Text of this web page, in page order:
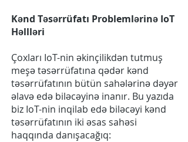
Kənd Təsərrüfatı Problemlərinə IoT
Həllləri
Çoxları IoT-nin əkinçilikdən tutmuş
meşə təsərrüfatına qədər kənd
təsərrüfatının bütün sahələrinə dəyər
əlavə edə biləcəyinə inanır. Bu yazıda
biz IoT-nin inqilab edə biləcəyi kənd
təsərrüfatının iki əsas sahəsi
haqqında danışacağıq: